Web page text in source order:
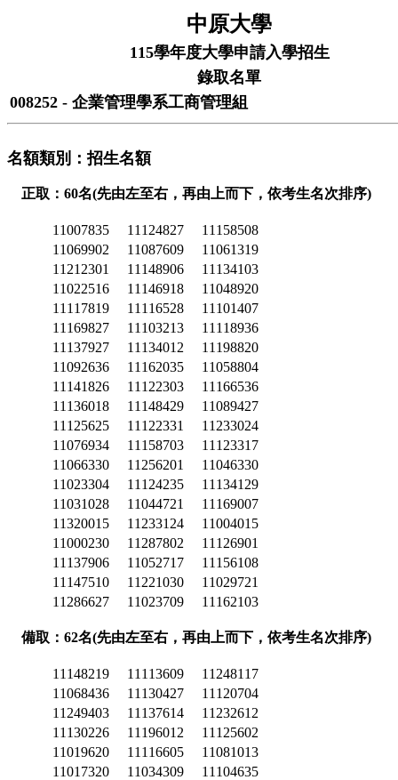
中原大學
115學年度大學申請入學招生
錄取名單
008252 - 企業管理學系工商管理組
名額類別：招生名額
正取：60名(先由左至右，再由上而下，依考生名次排序)
11007835 11124827
11158508
11069902
11087609
11061319
11212301
11148906
11134103
11022516
11146918
11048920
11117819
11116528
11101407
11169827
11103213
11118936
11137927
11134012
11198820
11092636
11162035
11058804
11141826
11122303
11166536
11136018
11148429
11089427
11125625
11122331
11233024
11076934
11158703
11123317
11066330
11256201
11046330
11023304
11124235
11134129
11031028
11044721
11169007
11320015
11233124
11004015
11000230
11287802
11126901
11137906
11052717
11156108
11147510
11221030
11029721
11286627
11023709 11162103
備取：62名(先由左至右，再由上而下，依考生名次排序)
11148219 11113609
11248117
11068436
11130427
11120704
11249403
11137614
11232612
11130226
11196012
11125602
11019620
11116605
11081013
11017320
11034309
11104635